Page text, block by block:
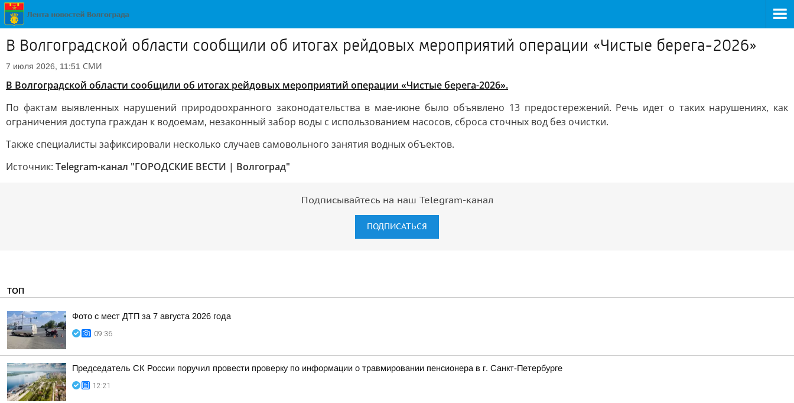
В Волгоградской области сообщили об итогах рейдовых мероприятий операции «Чистые берега-2026»
7 июля 2026, 11:51 СМИ
В Волгоградской области сообщили об итогах рейдовых мероприятий операции «Чистые берега-2026».
По фактам выявленных нарушений природоохранного законодательства в мае-июне было объявлено 13 предостережений. Речь идет о таких нарушениях, как
ограничения доступа граждан к водоемам, незаконный забор воды с использованием насосов, сброса сточных вод без очистки.
Также специалисты зафиксировали несколько случаев самовольного занятия водных объектов.
Источник: Telegram-канал "ГОРОДСКИЕ ВЕСТИ | Волгоград"
Подписывайтесь на наш Telegram-канал
ПОДПИСАТЬСЯ
ТОП
Фото с мест ДТП за 7 августа 2026 года
09:36
Председатель СК России поручил провести проверку по информации о травмировании пенсионера в г. Санкт-Петербурге
12:21